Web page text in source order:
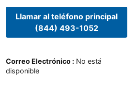
Llamar al teléfono principal
(844) 493-1052
Correo Electrónico: No está
disponible